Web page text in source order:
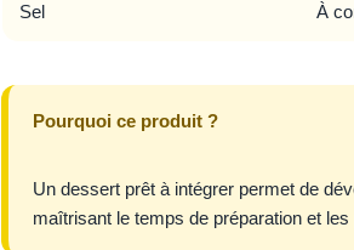
Sel À
Pourquoi ce produit ?
Un dessert prêt à intégrer permet de
maîtrisant le temps de préparation et les